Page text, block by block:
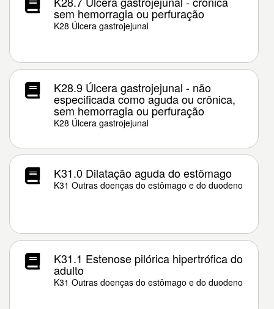
sem hemorragia ou perfuração
K28 Úlcera gastrojejunal
K28.9 Úlcera gastrojejunal - não
especificada como aguda ou crônica,
sem hemorragia ou perfuração
K28 Úlcera gastrojejunal
K31.0 Dilatação aguda do estômago
K31 Outras doenças do estômago e do duodeno
K31.1 Estenose pilórica hipertrófica do
adulto
K31 Outras doenças do estômago e do duodeno